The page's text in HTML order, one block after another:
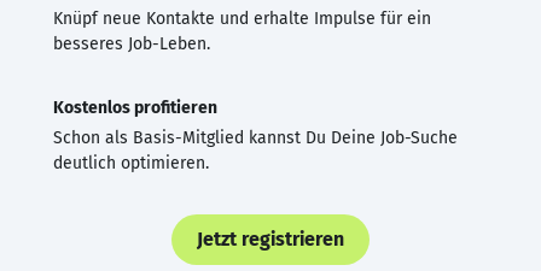
Knüpf neue Kontakte und erhalte Impulse für ein
besseres Job-Leben.
Kostenlos profitieren
Schon als Basis-Mitglied kannst Du Deine Job-Suche
deutlich optimieren.
Jetzt registrieren